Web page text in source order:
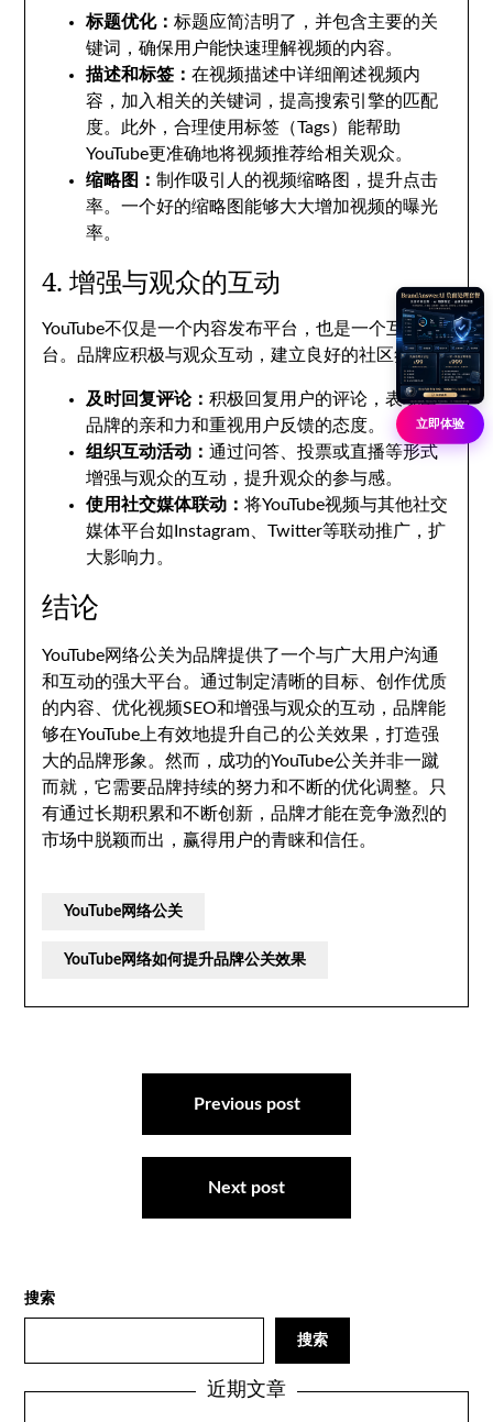
标题优化：标题应简洁明了，并包含主要的关
键词，确保用户能快速理解视频的内容。
描述和标签：在视频描述中详细阐述视频内
容，加入相关的关键词，提高搜索引擎的匹配
度。此外，合理使用标签（Tags）能帮助
YouTube更准确地将视频推荐给相关观众。
缩略图：制作吸引人的视频缩略图，提升点击
率。一个好的缩略图能够大大增加视频的曝光
率。
4. 增强与观众的互动
YouTube不仅是一个内容发布平台，也是一个互动平
台。品牌应积极与观众互动，建立良好的社区氛围：
及时回复评论：积极回复用户的评论，表现出
品牌的亲和力和重视用户反馈的态度。
组织互动活动：通过问答、投票或直播等形式
增强与观众的互动，提升观众的参与感。
使用社交媒体联动：将YouTube视频与其他社交
媒体平台如Instagram、Twitter等联动推广，扩
大影响力。
结论
YouTube网络公关为品牌提供了一个与广大用户沟通
和互动的强大平台。通过制定清晰的目标、创作优质
的内容、优化视频SEO和增强与观众的互动，品牌能
够在YouTube上有效地提升自己的公关效果，打造强
大的品牌形象。然而，成功的YouTube公关并非一蹴
而就，它需要品牌持续的努力和不断的优化调整。只
有通过长期积累和不断创新，品牌才能在竞争激烈的
市场中脱颖而出，赢得用户的青睐和信任。
YouTube网络公关
YouTube网络如何提升品牌公关效果
Previous post
Next post
搜索
搜索
近期文章
立即体验